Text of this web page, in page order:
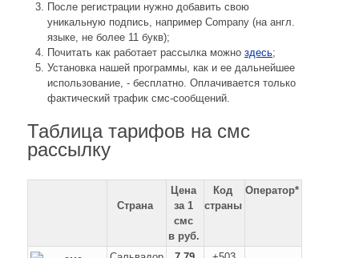
После регистрации нужно добавить свою
уникальную подпись, например Company (на англ.
языке, не более 11 букв);
Почитать как работает рассылка можноздесь;
Установка нашей программы, как и ее дальнейшее
использование, - бесплатно. Оплачивается только
фактический трафик смс-сообщений.
Таблица тарифов на смс
рассылку
Страна
Цена
за 1
смс
в руб.
Код
страны
Оператор*